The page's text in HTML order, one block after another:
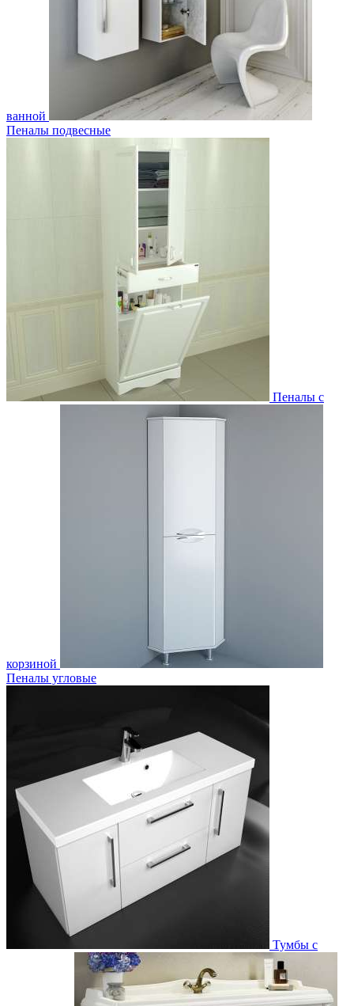
ванной
Пеналы подвесные
Пеналы с
корзиной
Пеналы угловые
Тумбы с